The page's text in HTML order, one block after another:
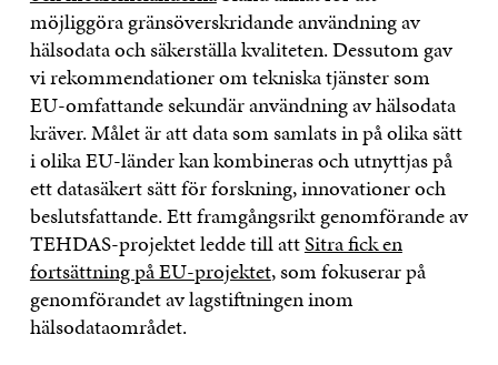
möjliggöra gränsöverskridande användning av
hälsodata och säkerställa kvaliteten. Dessutom gav
vi rekommendationer om tekniska tjänster som
EU-omfattande sekundär användning av hälsodata
kräver. Målet är att data som samlats in på olika sätt
i olika EU-länder kan kombineras och utnyttjas på
ett datasäkert sätt för forskning, innovationer och
beslutsfattande. Ett framgångsrikt genomförande av
TEHDAS-projektet ledde till attSitra fick en
fortsättning på EU-projektet, som fokuserar på
genomförandet av lagstiftningen inom
hälsodataområdet.